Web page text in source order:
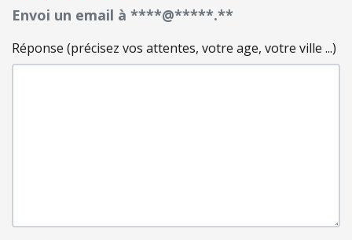
Envoi un email à ****@*****.**
Réponse (précisez vos attentes, votre age, votre ville ...)